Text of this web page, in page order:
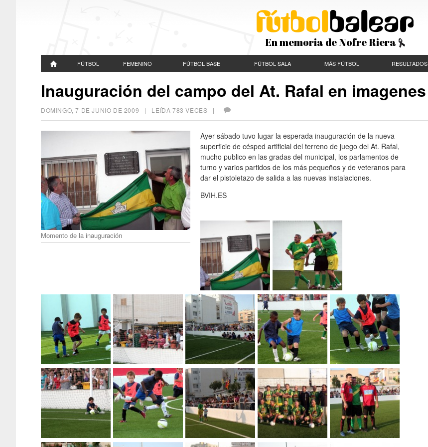
En memoria de Nofre Riera
FÚTBOL FEMENINO FÚTBOL BASE FÚTBOL SALA MÁS FÚTBOL RESULTADOS
Inauguración del campo del At. Rafal en imagenes
DOMINGO, 7 DE JUNIO DE 2009 | LEÍDA 783 VECES |
Momento de la inauguración
Ayer sábado tuvo lugar la esperada inauguración de la nueva
superficie de césped artificial del terreno de juego del At. Rafal,
mucho publico en las gradas del municipal, los parlamentos de
turno y varios partidos de los más pequeños y de veteranos para
dar el pistoletazo de salida a las nuevas instalaciones.
BVIH.ES